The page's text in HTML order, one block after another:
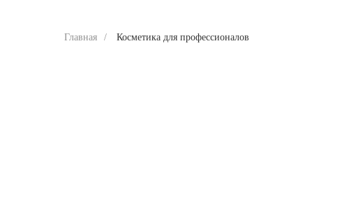
Главная / Косметика для профессионалов